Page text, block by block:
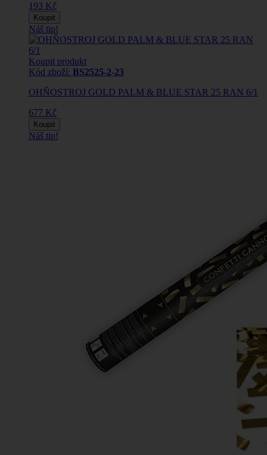
193 Kč
Koupit
Náš tip!
Koupit produkt
Kód zboží: BS2525-2-23
OHŇOSTROJ GOLD PALM & BLUE STAR 25 RAN 6/1
677 Kč
Koupit
Náš tip!